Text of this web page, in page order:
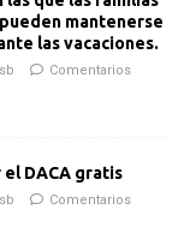
mantenerse
las vacaciones.
Comentarios
DACA gratis
Comentarios